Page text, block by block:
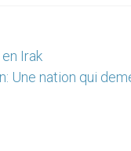
Irak
Une nation qui